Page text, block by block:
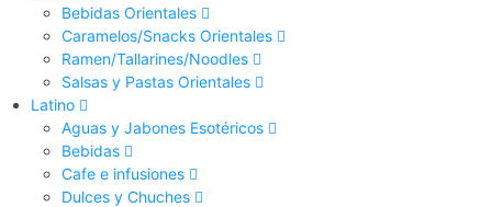
Bebidas Orientales
Caramelos/Snacks Orientales
Ramen/Tallarines/Noodles
Salsas y Pastas Orientales
Latino
Aguas y Jabones Esotéricos
Bebidas
Cafe e infusiones
Dulces y Chuches